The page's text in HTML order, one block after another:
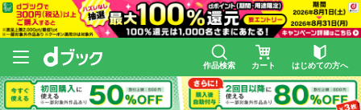
作品検索 カート はじめての方へ